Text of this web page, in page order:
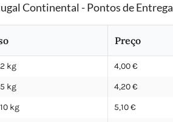
Continental - Pontos de Entrega
Preço
kg
4,00 €
kg
4,20 €
kg
5,10 €